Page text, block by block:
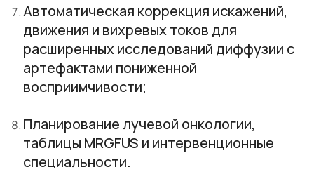
Автоматическая коррекция искажений,
движения и вихревых токов для
расширенных исследований диффузии с
артефактами пониженной
восприимчивости;
Планирование лучевой онкологии,
таблицы MRGFUS и интервенционные
специальности.